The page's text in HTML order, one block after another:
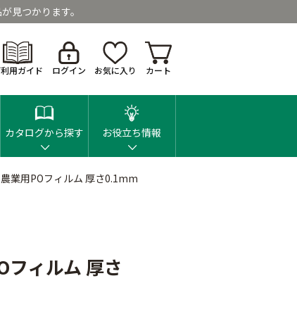
見つかります。
用ガイド ログイン お気に入り カート
カタログから探す お役立ち情報
業用POフィルム 厚さ0.1mm
フィルム 厚さ